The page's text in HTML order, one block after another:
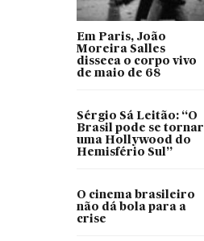
Em Paris, João
Moreira Salles
disseca o corpo vivo
de maio de 68
Sérgio Sá Leitão: “O
Brasil pode se tornar
uma Hollywood do
Hemisfério Sul”
O cinema brasileiro
não dá bola para a
crise